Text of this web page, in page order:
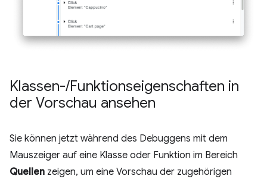
Klassen-/Funktionseigenschaften in
der Vorschau ansehen
Sie können jetzt während des Debuggens mit dem
Mauszeiger auf eine Klasse oder Funktion im Bereich
Quellen zeigen, um eine Vorschau der zugehörigen